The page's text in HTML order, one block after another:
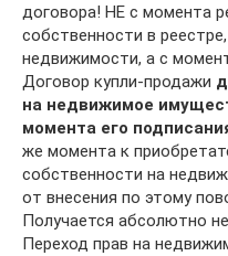
договора! НЕ с момента
собственности в
недвижимости, а с
Договор купли-продажи
на недвижимое
момента его
же момента к
собственности на
от внесения по этому
Получается абсолютно
Переход прав на